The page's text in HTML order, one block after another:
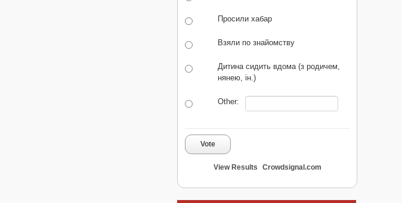
Просили хабар
Взяли по знайомству
Дитина сидить вдома (з родичем,
нянею, ін.)
Other:
Vote
View Results Crowdsignal.com